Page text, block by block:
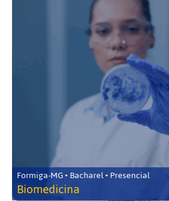
Formiga-MG • Bacharel • Presencial
Biomedicina